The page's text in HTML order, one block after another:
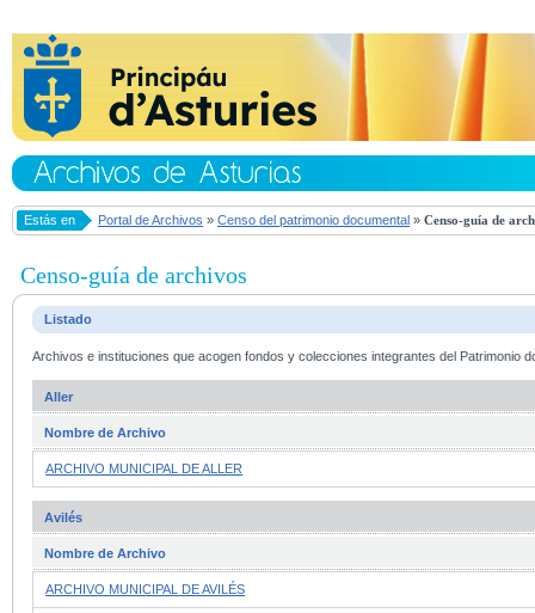
Estás en Portal de Archivos » Censo del patrimonio documental » Censo-guía de
Censo-guía de archivos
Listado
Archivos e instituciones que acogen fondos y colecciones integrantes del Patrimonio
Aller
Nombre de Archivo
ARCHIVO MUNICIPAL DE ALLER
Avilés
Nombre de Archivo
ARCHIVO MUNICIPAL DE AVILÉS